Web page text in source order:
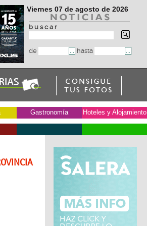
Viernes 07 de agosto de 2026
b u s c a r
de hasta
Gastronomía Hoteles y Alojamiento